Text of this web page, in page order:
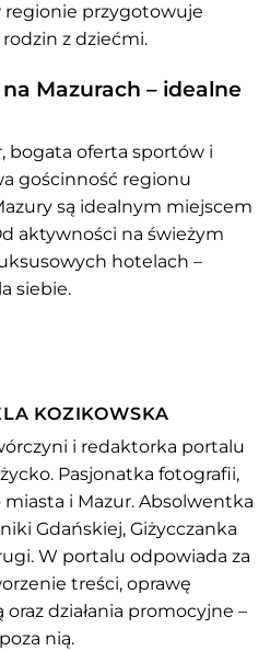
regionie przygotowuje
z dziećmi.
Mazurach – idealne
bogata oferta sportów i
gościnność regionu
są idealnym miejscem
aktywności na świeżym
hotelach –
siebie.
KOZIKOWSKA
i redaktorka portalu
Pasjonatka fotografii,
i Mazur. Absolwentka
Gdańskiej, Giżycczanka
W portalu odpowiada za
treści, oprawę
oraz działania promocyjne –
nią.